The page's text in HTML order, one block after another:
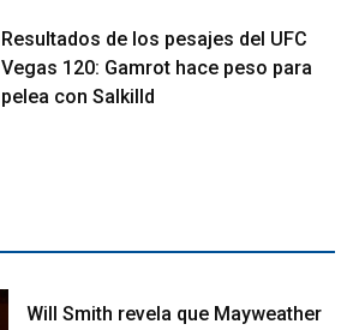
Resultados de los pesajes del UFC
Vegas 120: Gamrot hace peso para
pelea con Salkilld
Will Smith revela que Mayweather